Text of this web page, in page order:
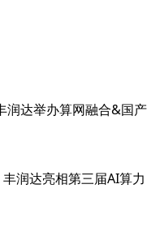
润达举办算网融合&国产
润达亮相第三届AI算力